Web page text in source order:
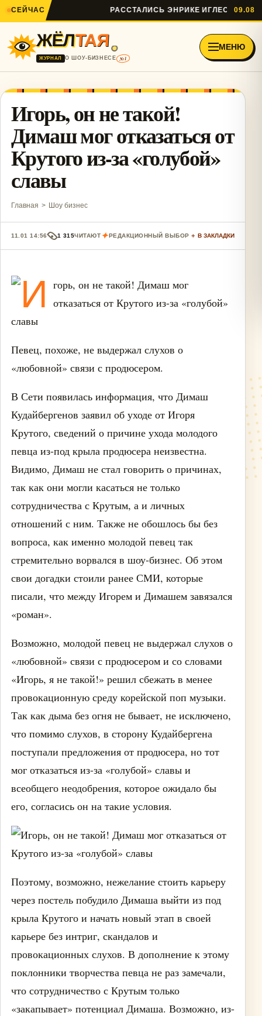
СЕЙЧАС РАССТАЛИСЬ ЭНРИКЕ ИГЛЕСИАС И09.08
ЖЁЛТАЯ
ЖУРНАЛ О ШОУ-БИЗНЕСЕ №1
МЕНЮ
Игорь, он не такой!
Димаш мог отказаться от
Крутого из-за «голубой»
славы
Главная > Шоу бизнес
11.01 14:56 1 315ЧИТАЮТ✦РЕДАКЦИОННЫЙ ВЫБОР ＋ В ЗАКЛАДКИ
Певец, похоже, не выдержал слухов о
«любовной» связи с продюсером.
В Сети появилась информация, что Димаш
Кудайбергенов заявил об уходе от Игоря
Крутого, сведений о причине ухода молодого
певца из-под крыла продюсера неизвестна.
Видимо, Димаш не стал говорить о причинах,
так как они могли касаться не только
сотрудничества с Крутым, а и личных
отношений с ним. Также не обошлось бы без
вопроса, как именно молодой певец так
стремительно ворвался в шоу-бизнес. Об этом
свои догадки стоили ранее СМИ, которые
писали, что между Игорем и Димашем завязался
«роман».
Возможно, молодой певец не выдержал слухов о
«любовной» связи с продюсером и со словами
«Игорь, я не такой!» решил сбежать в менее
провокационную среду корейской поп музыки.
Так как дыма без огня не бывает, не исключено,
что помимо слухов, в сторону Кудайбергена
поступали предложения от продюсера, но тот
мог отказаться из-за «голубой» славы и
всеобщего неодобрения, которое ожидало бы
его, согласись он на такие условия.
Поэтому, возможно, нежелание стоить карьеру
через постель побудило Димаша выйти из под
крыла Крутого и начать новый этап в своей
карьере без интриг, скандалов и
провокационных слухов. В дополнение к этому
поклонники творчества певца не раз замечали,
что сотрудничество с Крутым только
«закапывает» потенциал Димаша. Возможно, из-